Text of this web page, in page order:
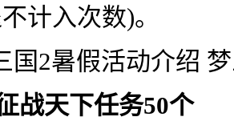
计入次数)。
战天下任务50个